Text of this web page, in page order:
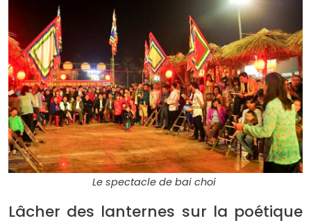
Le spectacle de bai choi
Lâcher des lanternes sur la poétique